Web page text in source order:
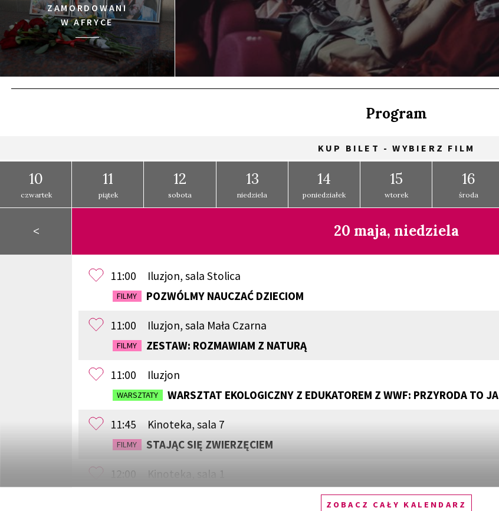
ZAMORDOWANI
W AFRYCE
Program
KUP BILET - WYBIERZ FILM
10
czwartek
11
piątek
12
sobota
13
niedziela
14
poniedziałek
15
wtorek
16
środa
< 20 maja, niedziela
11:00 Iluzjon, sala Stolica
FILMY POZWÓLMY NAUCZAĆ DZIECIOM
11:00 Iluzjon, sala Mała Czarna
FILMY ZESTAW: ROZMAWIAM Z NATURĄ
11:00 Iluzjon
WARSZTATY WARSZTAT EKOLOGICZNY Z EDUKATOREM Z WWF: PRZYRODA TO JA
11:45 Kinoteka, sala 7
FILMY STAJĄC SIĘ ZWIERZĘCIEM
12:00 Kinoteka, sala 1
ZOBACZ CAŁY KALENDARZ